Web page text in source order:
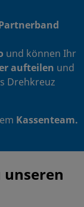
und können Ihr
aufteilen und
Drehkreuz
Kassenteam.
unseren